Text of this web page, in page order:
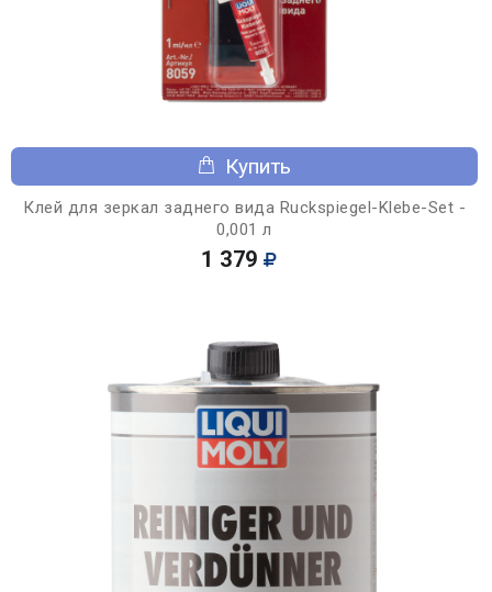
Купить
Клей для зеркал заднего вида Ruckspiegel-Klebe-Set -
0,001 л
1 379